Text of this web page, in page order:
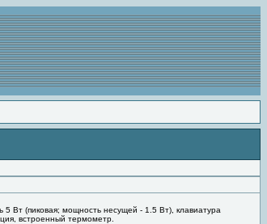
Вт (пиковая; мощность несущей - 1.5 Вт), клавиатура
встроенный термометр.